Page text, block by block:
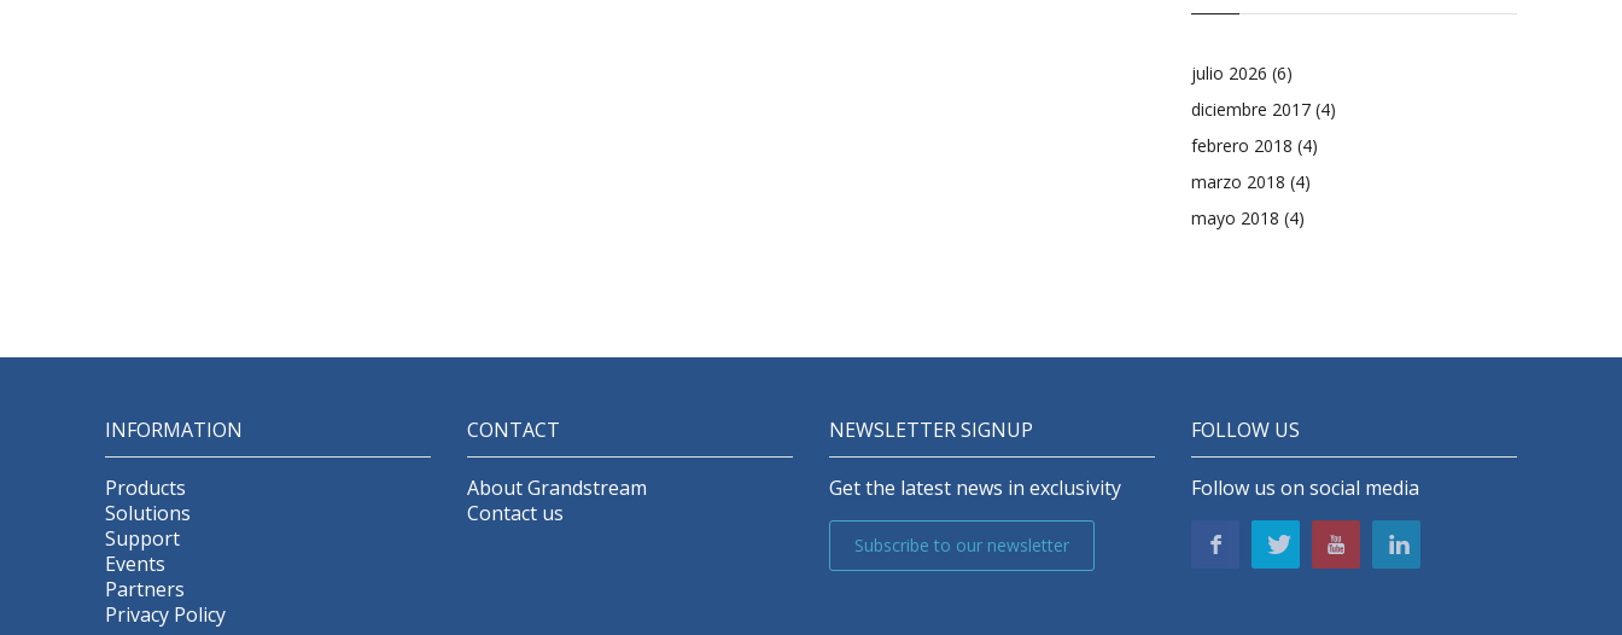
julio 2026 (6)
diciembre 2017 (4)
febrero 2018 (4)
marzo 2018 (4)
mayo 2018 (4)
INFORMATION
Products
Solutions
Support
Events
Partners
Privacy Policy
CONTACT
About Grandstream
Contact us
NEWSLETTER SIGNUP
Get the latest news in exclusivity
Subscribe to our newsletter
FOLLOW US
Follow us on social media